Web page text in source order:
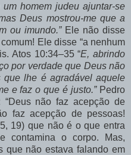
homem judeu ajuntar-se
Deus mostrou-me que a
ou imundo.”Ele não disse
Ele disse “a nenhum
Atos 10:34–35 “E, abrindo
por verdade que Deus não
que lhe é agradável aquele
e faz o que é justo.” Pedro
não faz acepção de
faz acepção de pessoas!
19) que não é o que entra
contamina o corpo. Mas,
que não estava falando em